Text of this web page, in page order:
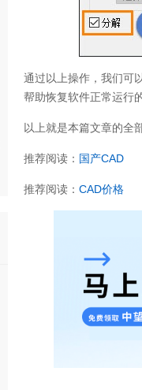
通过以上操作，我们可
帮助恢复软件正常运行
以上就是本篇文章的全
推荐阅读： 国产CAD
推荐阅读： CAD价格